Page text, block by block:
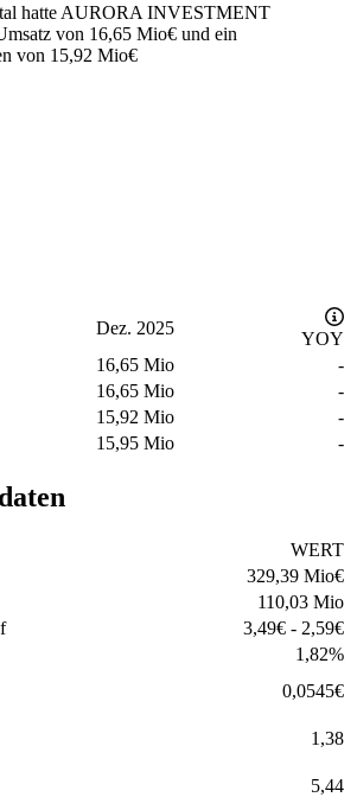
hatte AURORA INVESTMENT
von 16,65 Mio€ und ein
von 15,92 Mio€
Dez. 2025
YOY
16,65 Mio
-
16,65 Mio
-
15,92 Mio
-
15,95 Mio -
WERT
329,39 Mio€
110,03 Mio
3,49€ - 2,59€
1,82%
0,0545€
1,38
5,44